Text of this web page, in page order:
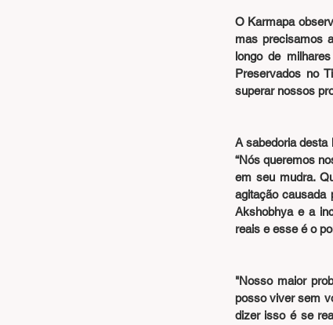
O Karmapa
mas precisamos
longo de
Preservados no
superar nossos
A sabedoria desta
“Nós queremos
em seu mudra.
agitação causada
Akshobhya e a
reais e esse é o
"Nosso maior
posso viver sem
dizer isso é se